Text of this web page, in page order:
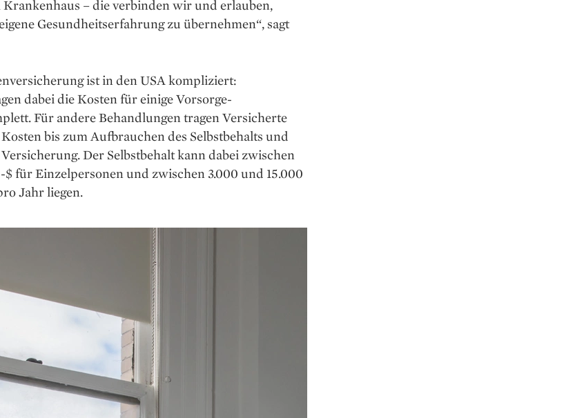
– die verbinden wir und erlauben,
Gesundheitserfahrung zu übernehmen“, sagt
ist in den USA kompliziert:
dabei die Kosten für einige Vorsorge-
Für andere Behandlungen tragen Versicherte
bis zum Aufbrauchen des Selbstbehalts und
Der Selbstbehalt kann dabei zwischen
$ für Einzelpersonen und zwischen 3.000 und 15.000
Jahr liegen.